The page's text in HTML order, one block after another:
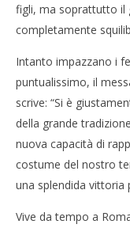
figli, ma soprattutto il
completamente
Intanto impazzano i
puntualissimo, il
scrive: “Si è
della grande
nuova capacità di
costume del nostro
una splendida vittoria
Vive da tempo a